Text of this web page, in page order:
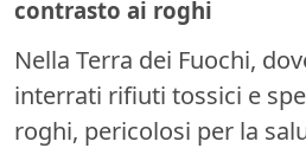
contrasto ai roghi
Nella Terra dei Fuochi,
interrati rifiuti tossici e
roghi, pericolosi per la